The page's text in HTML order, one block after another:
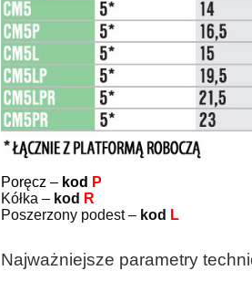
Poręcz – kod P
Kółka – kod R
Poszerzony podest – kod L
Najważniejsze parametry